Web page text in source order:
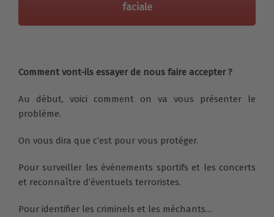
faciale
Comment vont-ils essayer de nous faire accepter ?
Au début, voici comment on va vous présenter le
problème.
On vous dira que c’est pour vous protéger.
Pour surveiller les événements sportifs et les concerts
et reconnaître d’éventuels terroristes.
Pour identifier les criminels et les méchants…